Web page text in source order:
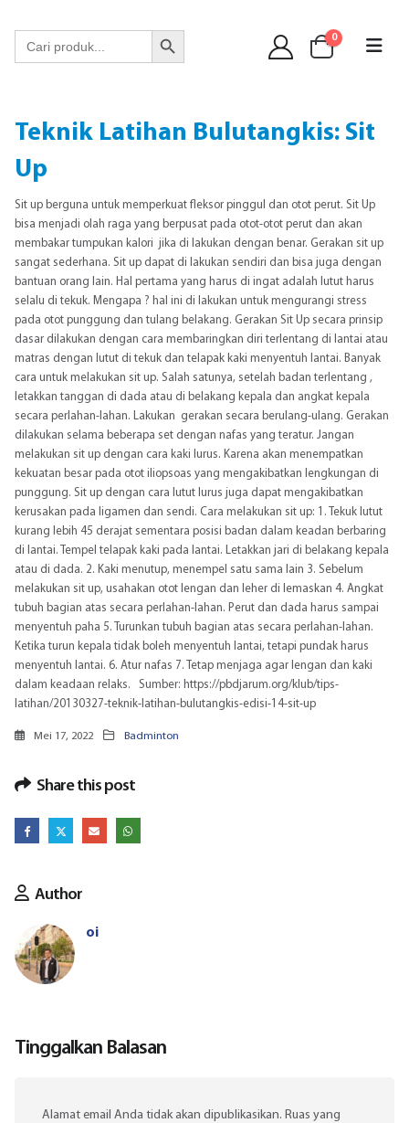
Search
for:
Search Button
0
Teknik Latihan Bulutangkis: Sit
Up
Sit up berguna untuk memperkuat fleksor pinggul dan otot perut. Sit Up
bisa menjadi olah raga yang berpusat pada otot-otot perut dan akan
membakar tumpukan kalori jika di lakukan dengan benar. Gerakan sit up
sangat sederhana. Sit up dapat di lakukan sendiri dan bisa juga dengan
bantuan orang lain. Hal pertama yang harus di ingat adalah lutut harus
selalu di tekuk. Mengapa ? hal ini di lakukan untuk mengurangi stress
pada otot punggung dan tulang belakang. Gerakan Sit Up secara prinsip
dasar dilakukan dengan cara membaringkan diri terlentang di lantai atau
matras dengan lutut di tekuk dan telapak kaki menyentuh lantai. Banyak
cara untuk melakukan sit up. Salah satunya, setelah badan terlentang ,
letakkan tanggan di dada atau di belakang kepala dan angkat kepala
secara perlahan-lahan. Lakukan gerakan secara berulang-ulang. Gerakan
dilakukan selama beberapa set dengan nafas yang teratur. Jangan
melakukan sit up dengan cara kaki lurus. Karena akan menempatkan
kekuatan besar pada otot iliopsoas yang mengakibatkan lengkungan di
punggung. Sit up dengan cara lutut lurus juga dapat mengakibatkan
kerusakan pada ligamen dan sendi. Cara melakukan sit up: 1. Tekuk lutut
kurang lebih 45 derajat sementara posisi badan dalam keadan berbaring
di lantai. Tempel telapak kaki pada lantai. Letakkan jari di belakang kepala
atau di dada. 2. Kaki menutup, menempel satu sama lain 3. Sebelum
melakukan sit up, usahakan otot lengan dan leher di lemaskan 4. Angkat
tubuh bagian atas secara perlahan-lahan. Perut dan dada harus sampai
menyentuh paha 5. Turunkan tubuh bagian atas secara perlahan-lahan.
Ketika turun kepala tidak boleh menyentuh lantai, tetapi pundak harus
menyentuh lantai. 6. Atur nafas 7. Tetap menjaga agar lengan dan kaki
dalam keadaan relaks. Sumber: https://pbdjarum.org/klub/tips-
latihan/20130327-teknik-latihan-bulutangkis-edisi-14-sit-up
Mei 17, 2022 Badminton
Share this post
Author
oi
Tinggalkan Balasan
Alamat email Anda tidak akan dipublikasikan. Ruas yang